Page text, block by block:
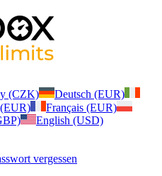
(CZK)
Deutsch (EUR)
Français (EUR)
English (USD)
vergessen